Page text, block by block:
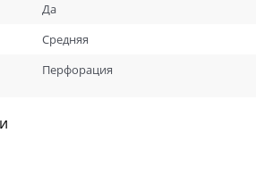
Да
Средняя
Перфорация